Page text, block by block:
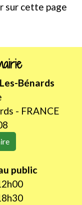
sur cette page
Bénards
- FRANCE
public